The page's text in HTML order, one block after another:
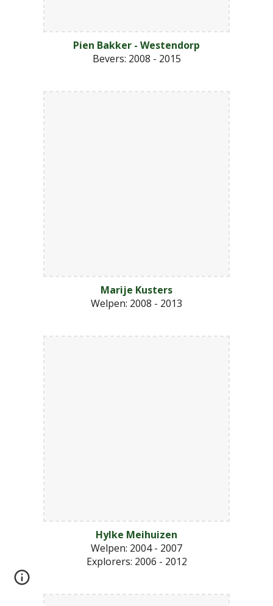
Pien Bakker - Westendorp
Bevers: 2008 - 2015
Marije Kusters
Welpen: 2008 - 2013
Hylke Meihuizen
Welpen: 2004 - 2007
Explorers: 2006 - 2012